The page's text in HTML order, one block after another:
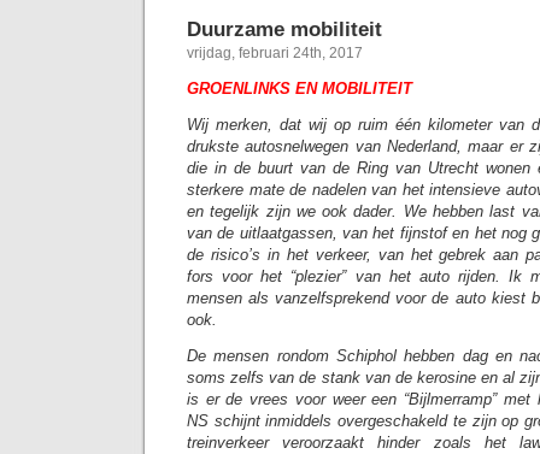
Duurzame mobiliteit
vrijdag, februari 24th, 2017
GROENLINKS EN MOBILITEIT
Wij merken, dat wij op ruim één kilometer van
drukste autosnelwegen van Nederland, maar er
die in de buurt van de Ring van Utrecht wonen
sterkere mate de nadelen van het intensieve
en tegelijk zijn we ook dader. We hebben last
van de uitlaatgassen, van het fijnstof en het nog
de risico’s in het verkeer, van het gebrek aan
fors voor het “plezier” van het auto rijden. Ik
mensen als vanzelfsprekend voor de auto kiest
ook.
De mensen rondom Schiphol hebben dag en
soms zelfs van de stank van de kerosine en al
is er de vrees voor weer een “Bijlmerramp” met
NS schijnt inmiddels overgeschakeld te zijn op
treinverkeer veroorzaakt hinder zoals het